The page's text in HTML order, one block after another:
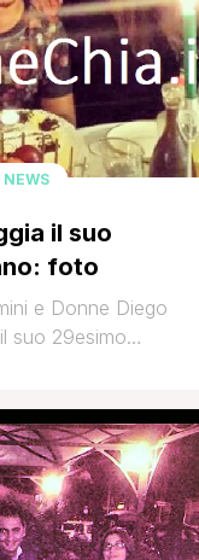
il suo
foto
e Donne Diego
suo 29esimo
Tommaso e il
Enardu con la
signora Enardu.
[']